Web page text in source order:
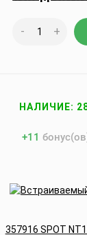
- +
НАЛИЧИЕ:
+11